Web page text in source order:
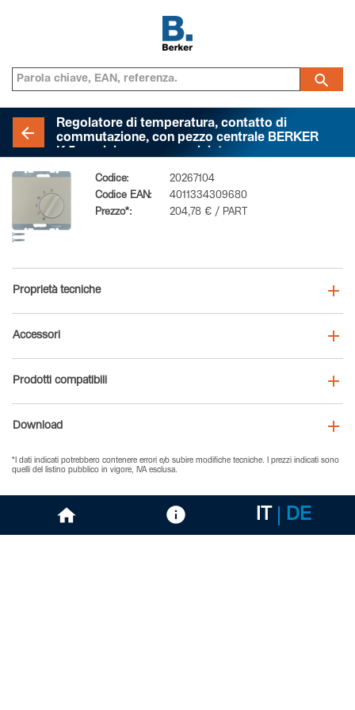
Regolatore di temperatura, contatto di
commutazione, con pezzo centrale BERKER
Codice:
20267104
Codice EAN:
4011334309680
Prezzo*:
204,78 € / PART
Proprietà tecniche
Accessori
Prodotti compatibili
Download
*I dati indicati potrebbero contenere errori e/o subire modifiche tecniche. I prezzi indicati sono
quelli del listino pubblico in vigore, IVA esclusa.
IT DE